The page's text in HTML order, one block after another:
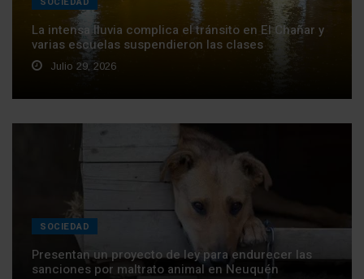
La intensa lluvia complica el tránsito en El Chañar y
varias escuelas suspendieron las clases
Julio 29, 2026
SOCIEDAD
Presentan un proyecto de ley para endurecer las
sanciones por maltrato animal en Neuquén